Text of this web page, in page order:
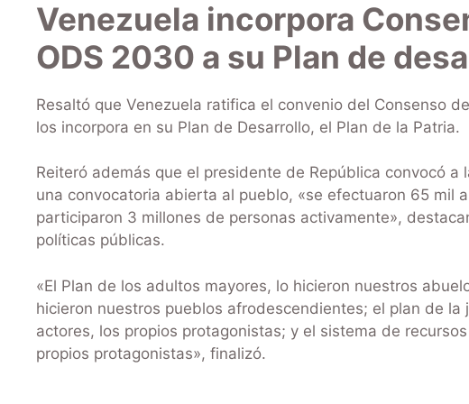
Venezuela incorpora
ODS 2030 a su Plan de
Resaltó que Venezuela ratifica el convenio del Consenso
los incorpora en su Plan de Desarrollo, el Plan de la Patria.
Reiteró además que el presidente de República convocó
una convocatoria abierta al pueblo, «se efectuaron 65 mil
participaron 3 millones de personas activamente»,
políticas públicas.
«El Plan de los adultos mayores, lo hicieron nuestros
hicieron nuestros pueblos afrodescendientes; el plan de
actores, los propios protagonistas; y el sistema de
propios protagonistas», finalizó.